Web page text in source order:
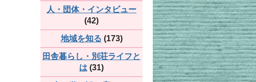
人・団体・インタビュー
(42)
地域を知る (173)
田舎暮らし・別荘ライフと
は (31)